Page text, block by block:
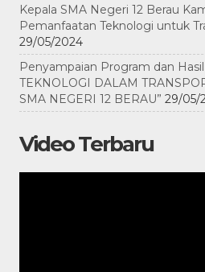
Kepala SMA Negeri 12 Berau
Pemanfaatan Teknologi untuk
29/05/2024
Penyampaian Program dan
TEKNOLOGI DALAM
SMA NEGERI 12 BERAU” 29/05/
Video Terbaru